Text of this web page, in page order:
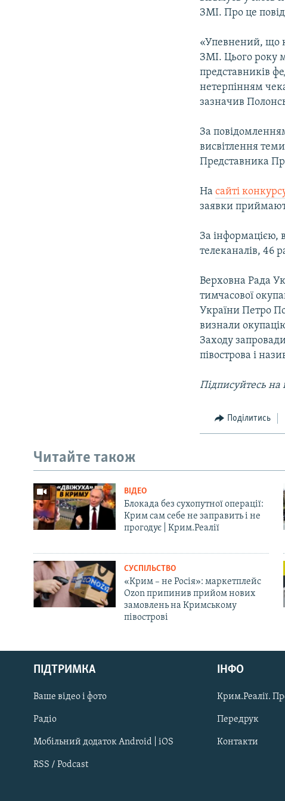
Русский
Qırımtatar
ДОЛУЧАЙСЯ!
ЗМІ. Про це
«Упевнений, що
ЗМІ. Цього року
представників
нетерпінням
зазначив
За
висвітлення
Представника
Насайті
заявки
За інформацією,
телеканалів, 46
Верховна Рада
тимчасової
України Петро
визнали
Заходу
півострова і
Підписуйтесь на
Поділитись
Читайте також
ВІДЕО
Блокада без сухопутної операції:
Крим сам себе не заправить і не
прогодує | Крим.Реалії
СУСПІЛЬСТВО
«Крим – не Росія»: маркетплейс
Ozon припинив прийом нових
замовлень на Кримському
півострові
ПІДТРИМКА
Ваше відео і фото
Радіо
Мобільний додаток Android | iOS
RSS / Podcast
ІНФО
Крим.Реалії.
Передрук
Контакти